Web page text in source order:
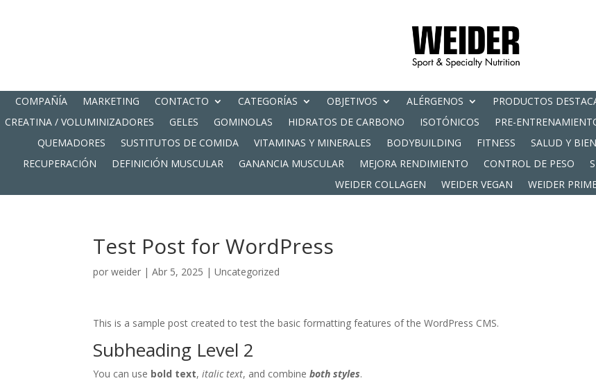
COMPAÑÍA MARKETING CONTACTO CATEGORÍAS OBJETIVOS ALÉRGENOS PRODUCTOS
CREATINA / VOLUMINIZADORES
GELES GOMINOLAS HIDRATOS DE CARBONO ISOTÓNICOS PRE-
QUEMADORES
SUSTITUTOS DE COMIDA VITAMINAS Y MINERALES BODYBUILDING FITNESS SALUD Y
RECUPERACIÓN
DEFINICIÓN MUSCULAR GANANCIA MUSCULAR MEJORA RENDIMIENTO CONTROL DE PESO
WEIDER COLLAGEN
WEIDER VEGAN WEIDER
Test Post for WordPress
porweider |Abr 5, 2025 |Uncategorized
This is a sample post created to test the basic formatting features of the WordPress CMS.
Subheading Level 2
You can use bold text,italic text, and combineboth styles.